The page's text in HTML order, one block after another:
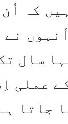
کہ
سال
عملی
جاتا